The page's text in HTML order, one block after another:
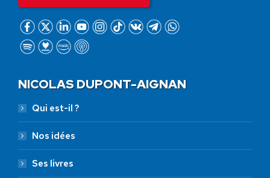
NICOLAS DUPONT-AIGNAN
Qui est-il ?
Nos idées
Ses livres